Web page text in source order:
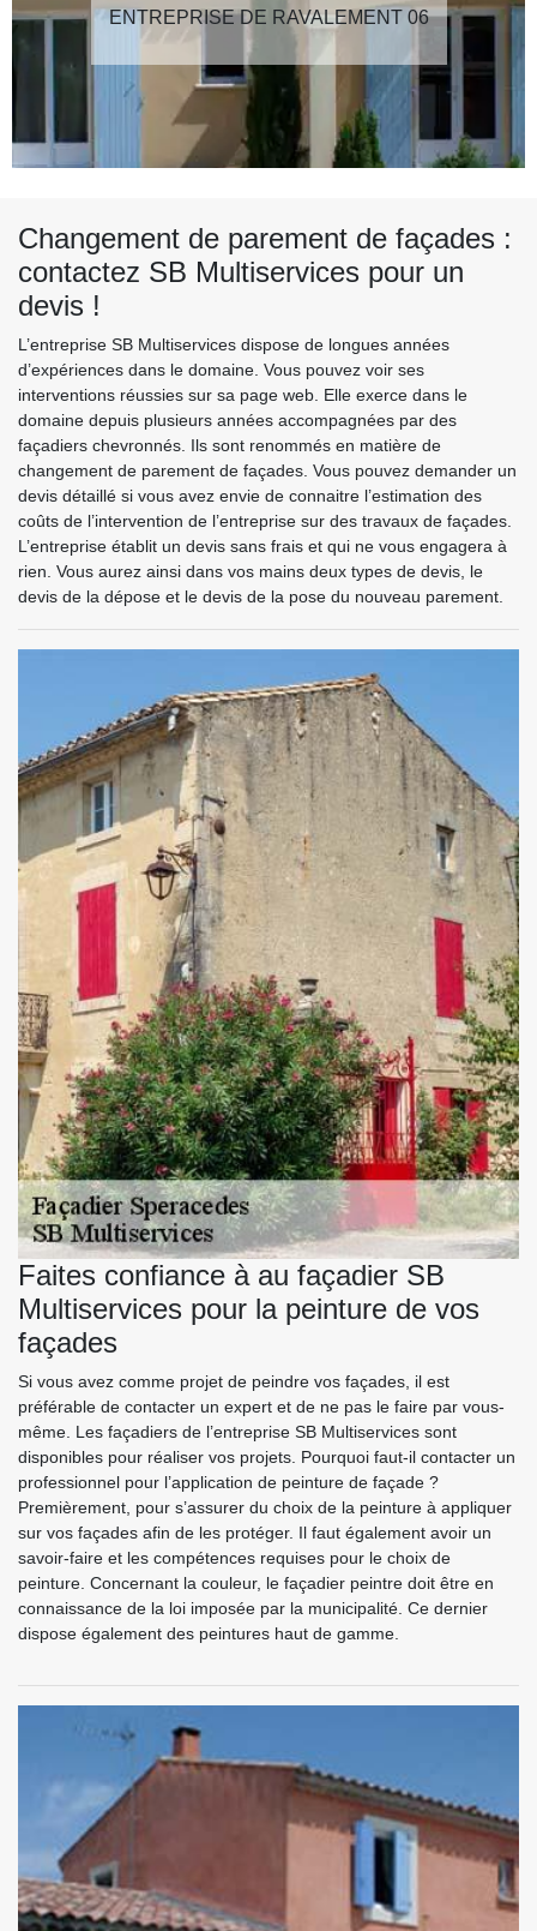
ENTREPRISE DE RAVALEMENT 06
Changement de parement de façades :
contactez SB Multiservices pour un
devis !
L’entreprise SB Multiservices dispose de longues années
d’expériences dans le domaine. Vous pouvez voir ses
interventions réussies sur sa page web. Elle exerce dans le
domaine depuis plusieurs années accompagnées par des
façadiers chevronnés. Ils sont renommés en matière de
changement de parement de façades. Vous pouvez demander un
devis détaillé si vous avez envie de connaitre l’estimation des
coûts de l’intervention de l’entreprise sur des travaux de façades.
L’entreprise établit un devis sans frais et qui ne vous engagera à
rien. Vous aurez ainsi dans vos mains deux types de devis, le
devis de la dépose et le devis de la pose du nouveau parement.
Faites confiance à au façadier SB
Multiservices pour la peinture de vos
façades
Si vous avez comme projet de peindre vos façades, il est
préférable de contacter un expert et de ne pas le faire par vous-
même. Les façadiers de l’entreprise SB Multiservices sont
disponibles pour réaliser vos projets. Pourquoi faut-il contacter un
professionnel pour l’application de peinture de façade ?
Premièrement, pour s’assurer du choix de la peinture à appliquer
sur vos façades afin de les protéger. Il faut également avoir un
savoir-faire et les compétences requises pour le choix de
peinture. Concernant la couleur, le façadier peintre doit être en
connaissance de la loi imposée par la municipalité. Ce dernier
dispose également des peintures haut de gamme.